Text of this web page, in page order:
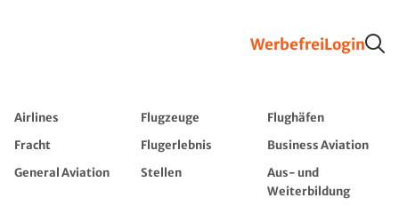
WerbefreiLogin
Airlines Flugzeuge
Flughäfen
Fracht
Flugerlebnis
Business Aviation
General Aviation
Stellen
Aus- und
Weiterbildung